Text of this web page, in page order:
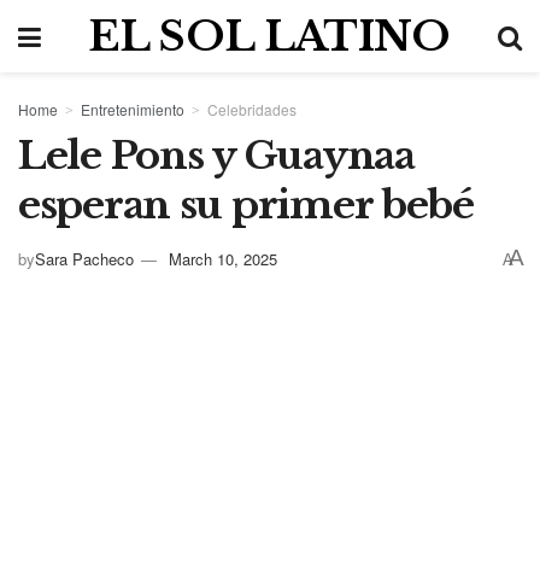
EL SOL LATINO
Home Entretenimiento Celebridades
Lele Pons y Guaynaa
esperan su primer bebé
bySara Pacheco March 10, 2025 AA